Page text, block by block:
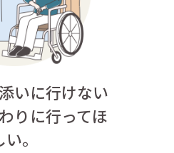
いに行けない
りに行ってほ
い。